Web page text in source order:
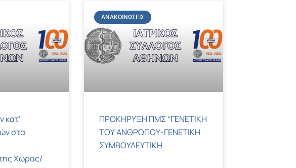
κατ’
στα
Χώρας/
ΑΝΑΚΟΙΝΏΣΕΙΣ
ΠΡΟΚΗΡΥΞΗ ΠΜΣ “ΓΕΝΕΤΙΚΗ
ΤΟΥ ΑΝΘΡΩΠΟΥ-ΓΕΝΕΤΙΚΗ
ΣΥΜΒΟΥΛΕΥΤΙΚΗ